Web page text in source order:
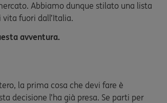
Abbiamo dunque stilato una lista
fuori dall’Italia.
avventura.
la prima cosa che devi fare è
decisione l’ha già presa. Se parti per